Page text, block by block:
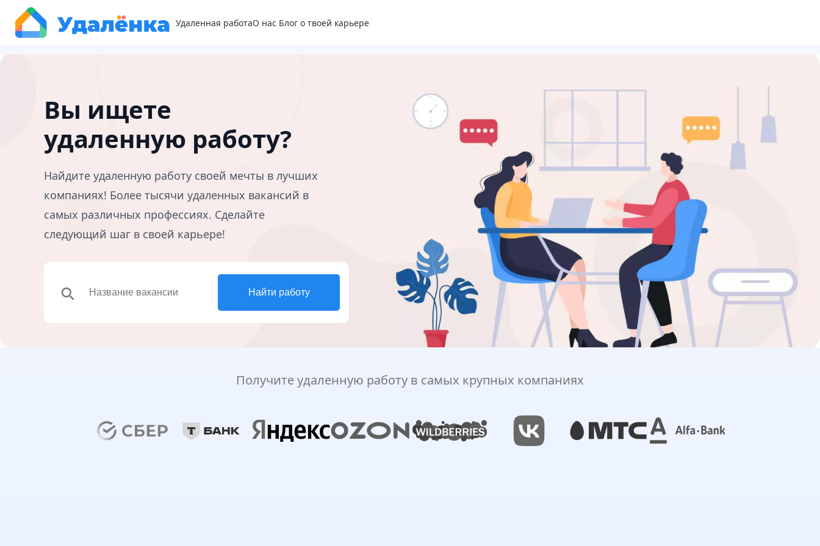
Удаленная работаО нас Блог о твоей карьере
Вы ищете
удаленную работу?
Найдите удаленную работу своей мечты в лучших
компаниях! Более тысячи удаленных вакансий в
самых различных профессиях. Сделайте
следующий шаг в своей карьере!
search Найти работу
Получите удаленную работу в самых крупных компаниях